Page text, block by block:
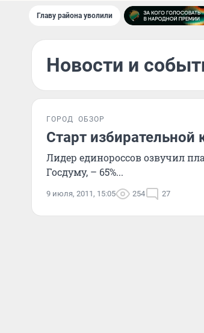
Главу района уволили
Новости и
ГОРОД ОБЗОР
Старт
Лидер единороссов озвучил
Госдуму, – 65%...
9 июля, 2011, 15:05 254 27